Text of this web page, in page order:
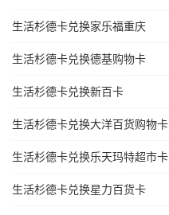
生活杉德卡兑换家乐福重庆
生活杉德卡兑换德基购物卡
生活杉德卡兑换新百卡
生活杉德卡兑换大洋百货购物卡
生活杉德卡兑换乐天玛特超市卡
生活杉德卡兑换星力百货卡